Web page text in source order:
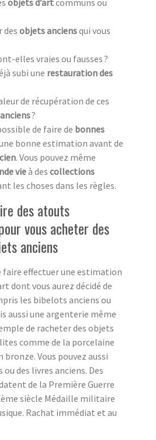
des objets anciensqui vous
elles vraies ou fausses ?
subi une restauration des
de récupération de ces
?
de faire de bonnes
bonne estimation avant de
. Vous pouvez même
vieà des collections
les choses dans les règles.
des atouts
vous acheter des
anciens
faire effectuer une estimation
dont vous aurez décidé de
les bibelots anciens ou
aussi une argenterie même
de racheter des objets
comme de la porcelaine
bronze. Vous pouvez aussi
ou des livres anciens. Des
de la Première Guerre
siècle Médaille militaire
Rachat immédiat et au